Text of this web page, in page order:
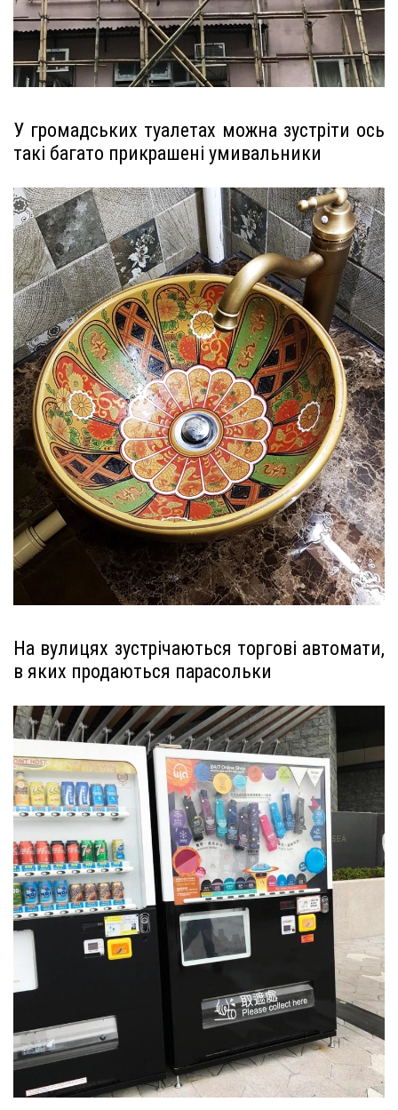
У громадських туалетах можна зустріти ось
такі багато прикрашені умивальники
На вулицях зустрічаються торгові автомати,
в яких продаються парасольки